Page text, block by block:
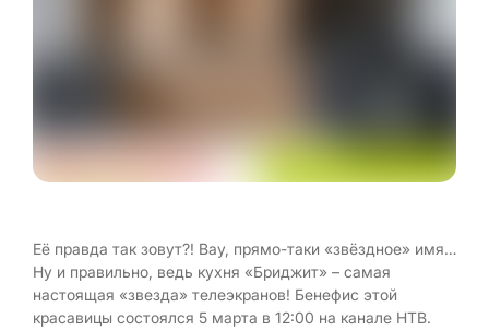
Её правда так зовут?! Вау, прямо-таки «звёздное» имя…
Ну и правильно, ведь кухня «Бриджит» – самая
настоящая «звезда» телеэкранов! Бенефис этой
красавицы состоялся 5 марта в 12:00 на канале НТВ.